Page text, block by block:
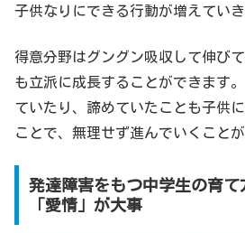
子供なりにできる行動が増えていき
得意分野はグングン吸収して伸び
も立派に成長することができます
ていたり、諦めていたことも子供
ことで、無理せず進んでいくことが
発達障害をもつ中学生の育
「愛情」が大事